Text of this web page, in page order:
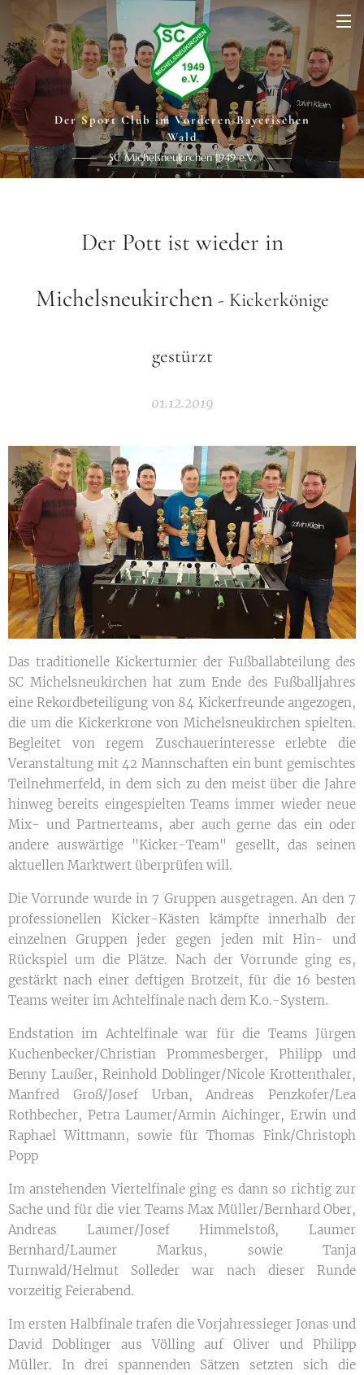
Der Sport Club im Vorderen Bayerischen
Wald
SC Michelsneukirchen 1949 e.V.
Der Pott ist wieder in
Michelsneukirchen- Kickerkönige
gestürzt
01.12.2019
Das traditionelle Kickerturnier der Fußballabteilung des
SC Michelsneukirchen hat zum Ende des Fußballjahres
eine Rekordbeteiligung von 84 Kickerfreunde angezogen,
die um die Kickerkrone von Michelsneukirchen spielten.
Begleitet von regem Zuschauerinteresse erlebte die
Veranstaltung mit 42 Mannschaften ein bunt gemischtes
Teilnehmerfeld, in dem sich zu den meist über die Jahre
hinweg bereits eingespielten Teams immer wieder neue
Mix- und Partnerteams, aber auch gerne das ein oder
andere auswärtige "Kicker-Team" gesellt, das seinen
aktuellen Marktwert überprüfen will.
Die Vorrunde wurde in 7 Gruppen ausgetragen. An den 7
professionellen Kicker-Kästen kämpfte innerhalb der
einzelnen Gruppen jeder gegen jeden mit Hin- und
Rückspiel um die Plätze. Nach der Vorrunde ging es,
gestärkt nach einer deftigen Brotzeit, für die 16 besten
Teams weiter im Achtelfinale nach dem K.o.-System.
Endstation im Achtelfinale war für die Teams Jürgen
Kuchenbecker/Christian Prommesberger, Philipp und
Benny Laußer, Reinhold Doblinger/Nicole Krottenthaler,
Manfred Groß/Josef Urban, Andreas Penzkofer/Lea
Rothbecher, Petra Laumer/Armin Aichinger, Erwin und
Raphael Wittmann, sowie für Thomas Fink/Christoph
Popp
Im anstehenden Viertelfinale ging es dann so richtig zur
Sache und für die vier Teams Max Müller/Bernhard Ober,
Andreas Laumer/Josef Himmelstoß, Laumer
Bernhard/Laumer Markus, sowie Tanja
Turnwald/Helmut Solleder war nach dieser Runde
vorzeitig Feierabend.
Im ersten Halbfinale trafen die Vorjahressieger Jonas und
David Doblinger aus Völling auf Oliver und Philipp
Müller. In drei spannenden Sätzen setzten sich die